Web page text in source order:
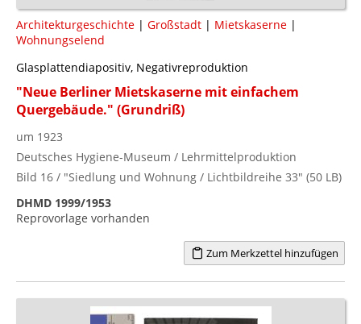
Architekturgeschichte | Großstadt | Mietskaserne |
Wohnungselend
Glasplattendiapositiv, Negativreproduktion
"Neue Berliner Mietskaserne mit einfachem
Quergebäude." (Grundriß)
um 1923
Deutsches Hygiene-Museum / Lehrmittelproduktion
Bild 16 / "Siedlung und Wohnung / Lichtbildreihe 33" (50 LB)
DHMD 1999/1953
Reprovorlage vorhanden
Zum Merkzettel hinzufügen